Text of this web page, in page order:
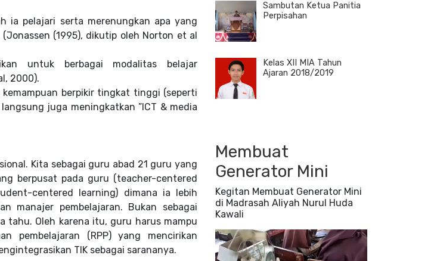
ia pelajari serta merenungkan apa yang
(1995), dikutip oleh Norton et al
untuk berbagai modalitas belajar
2000).
berpikir tingkat tinggi (seperti
juga meningkatkan ”ICT & media
Kita sebagai guru abad 21 guru yang
berpusat pada guru (teacher-centered
centered learning) dimana ia lebih
manajer pembelajaran. Bukan sebagai
tahu. Oleh karena itu, guru harus mampu
pembelajaran (RPP) yang mencirikan
TIK sebagai sarananya.
Sambutan Ketua Panitia
Perpisahan
Kelas XII MIA Tahun
Ajaran 2018/2019
Membuat
Generator Mini
Kegitan Membuat Generator Mini
di Madrasah Aliyah Nurul Huda
Kawali